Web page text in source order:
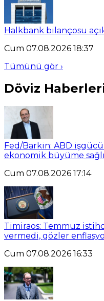
Halkbank bilançosu
Cum 07.08.2026 18:37
Tümünü gör ›
Döviz
Fed/Barkin: ABD işgücü
ekonomik büyüme
Cum 07.08.2026 17:14
Timiraos: Temmuz
vermedi, gözler
Cum 07.08.2026 16:33